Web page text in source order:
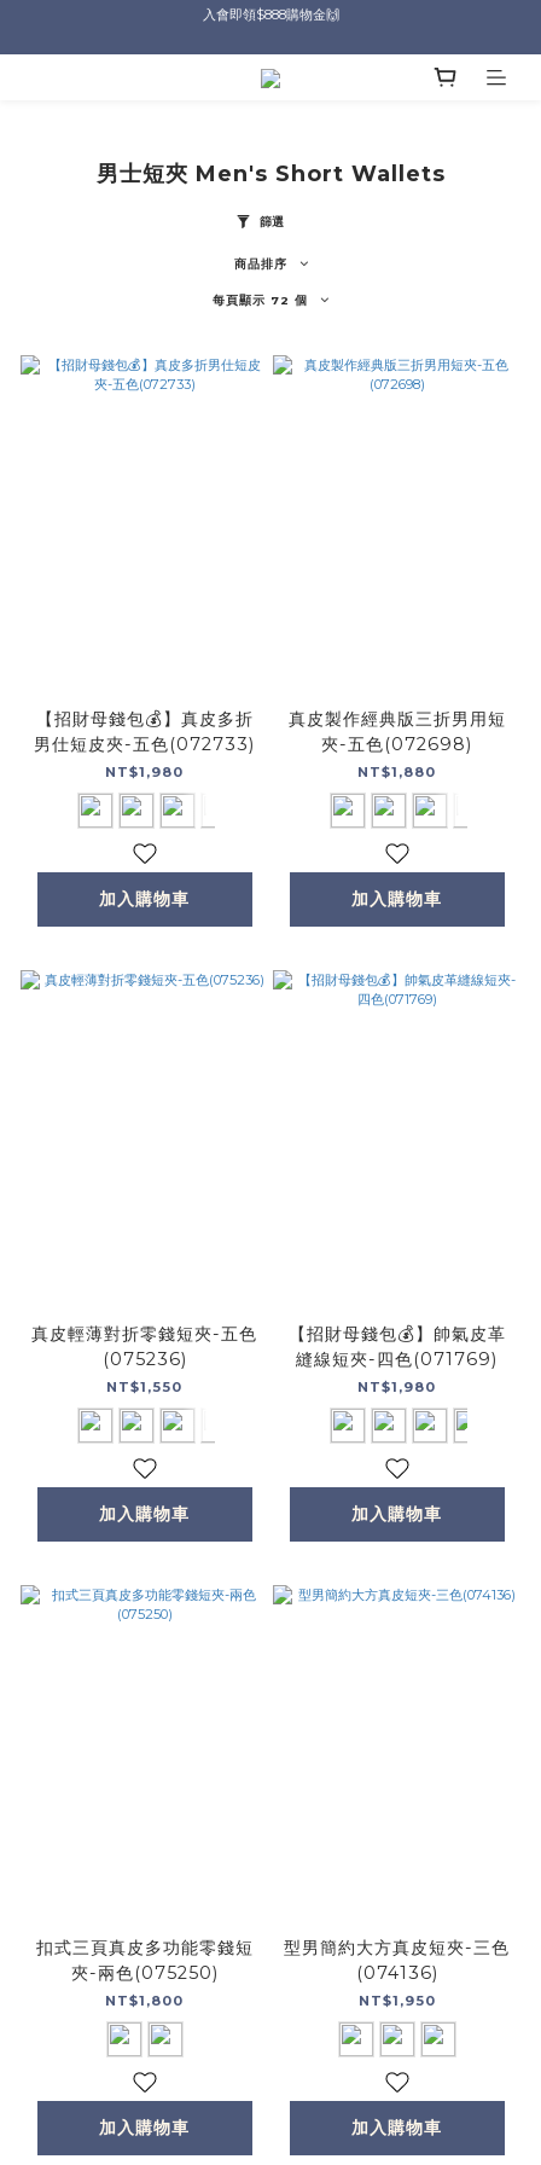
入會即領$888購物金🙌
送爸好禮🎁$1588起
入會即領$888購物金🙌
男士短夾 Men's Short Wallets
篩選
商品排序
每頁顯示 72 個
【招財母錢包💰】真皮多折
男仕短皮夾-五色(072733)
NT$1,980
加入購物車
真皮製作經典版三折男用短
夾-五色(072698)
NT$1,880
加入購物車
真皮輕薄對折零錢短夾-五色
(075236)
NT$1,550
加入購物車
【招財母錢包💰】帥氣皮革
縫線短夾-四色(071769)
NT$1,980
加入購物車
扣式三頁真皮多功能零錢短
夾-兩色(075250)
NT$1,800
加入購物車
型男簡約大方真皮短夾-三色
(074136)
NT$1,950
加入購物車